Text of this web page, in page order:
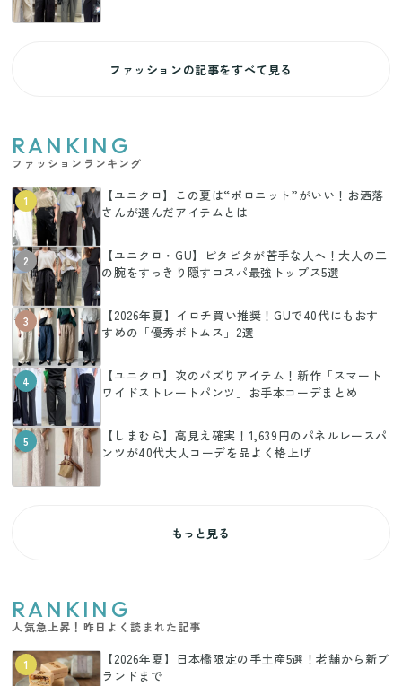
ファッションの記事をすべて見る
RANKING
ファッションランキング
1
【ユニクロ】この夏は“ポロニット”がいい！お洒落
さんが選んだアイテムとは
2
【ユニクロ・GU】ピタピタが苦手な人へ！大人の二
の腕をすっきり隠すコスパ最強トップス5選
3
【2026年夏】イロチ買い推奨！GUで40代にもおす
すめの「優秀ボトムス」2選
4
【ユニクロ】次のバズりアイテム！新作「スマート
ワイドストレートパンツ」お手本コーデまとめ
5
【しまむら】高見え確実！1,639円のパネルレースパ
ンツが40代大人コーデを品よく格上げ
もっと見る
RANKING
人気急上昇！昨日よく読まれた記事
1
【2026年夏】日本橋限定の手土産5選！老舗から新ブ
ランドまで